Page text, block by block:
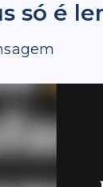
só é